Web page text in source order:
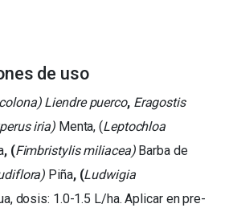
de uso
Liendre puerco, Eragostis
iria) Menta, (Leptochloa
, (Fimbristylis miliacea) Barba de
Piña, (Ludwigia
dosis: 1.0-1.5 L/ha. Aplicar en pre-